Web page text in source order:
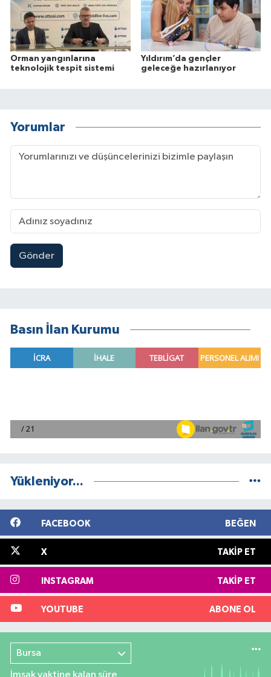
Orman yangınlarına
teknolojik tespit sistemi
Yıldırım’da gençler
geleceğe hazırlanıyor
Yorumlar
Gönder
Basın İlan Kurumu
Yükleniyor...
FACEBOOK BEĞEN
X TAKIP ET
INSTAGRAM TAKIP ET
YOUTUBE ABONE OL
Bursa
İmsak vaktine kalan süre